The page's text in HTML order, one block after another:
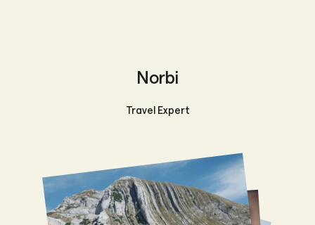
Norbi
Travel Expert